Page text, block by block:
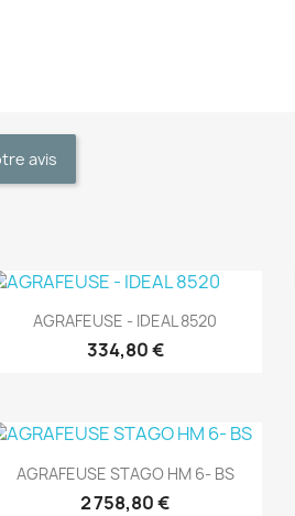
avis
Aperçu rapide
AGRAFEUSE - IDEAL 8520
334,80 €
(1)
Aperçu rapide
AGRAFEUSE STAGO HM 6- BS
2 758,80 €
(1)